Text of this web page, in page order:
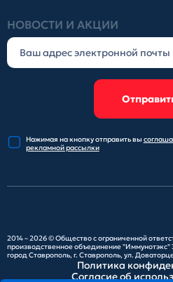
НОВОСТИ И АКЦИИ
Нажимая на кнопку отправитьвы
рекламной рассылки
2014 – 2026 ©Общество с ограниченной
производственное объединение "Иммунотэкс"
город Ставрополь, г. Ставрополь, ул.
Политика
Согласие об